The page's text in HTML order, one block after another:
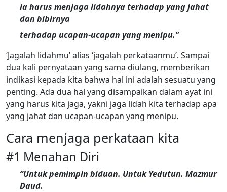
ia harus menjaga lidahnya terhadap yang jahat
dan bibirnya
terhadap ucapan-ucapan yang menipu.”
‘Jagalah lidahmu’ alias ‘jagalah perkataanmu’. Sampai
dua kali pernyataan yang sama diulang, memberikan
indikasi kepada kita bahwa hal ini adalah sesuatu yang
penting. Ada dua hal yang disampaikan dalam ayat ini
yang harus kita jaga, yakni jaga lidah kita terhadap apa
yang jahat dan ucapan-ucapan yang menipu.
Cara menjaga perkataan kita
#1 Menahan Diri
“Untuk pemimpin biduan. Untuk Yedutun. Mazmur
Daud.